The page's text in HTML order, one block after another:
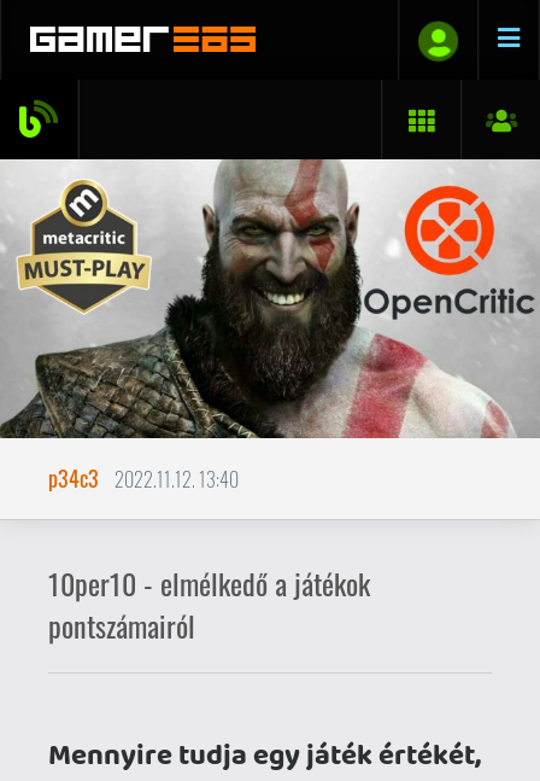
p34c3 2022.11.12. 13:40
10per10 - elmélkedő a játékok
pontszámairól
Mennyire tudja egy játék értékét,
színvonalát, az általa nyújtott
élményt egy pontszám
visszatükrözni?
Teszt-vesz város